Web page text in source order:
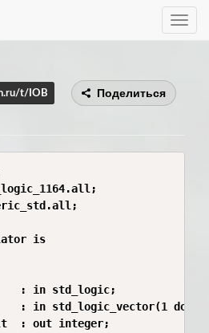
Toggle
t/IOB Поделиться
is
: in std_logic;
: in std_logic_vector(1
: out integer;